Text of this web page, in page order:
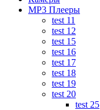
MP3 Плееры
test 11
test 12
test 15
test 16
test 17
test 18
test 19
test 20
test 25